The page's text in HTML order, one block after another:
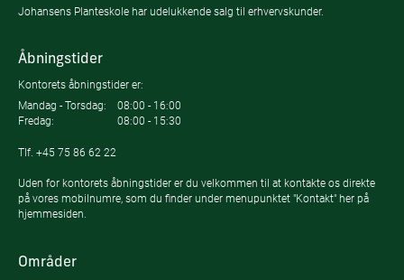
Johansens Planteskole har udelukkende salg til erhvervskunder.
Åbningstider
Kontorets åbningstider er:
Mandag - Torsdag:
08:00 - 16:00
Fredag:
08:00 - 15:30
Tlf. +45 75 86 62 22
Uden for kontorets åbningstider er du velkommen til at kontakte os direkte
på vores mobilnumre, som du finder under menupunktet "Kontakt" her på
hjemmesiden.
Områder